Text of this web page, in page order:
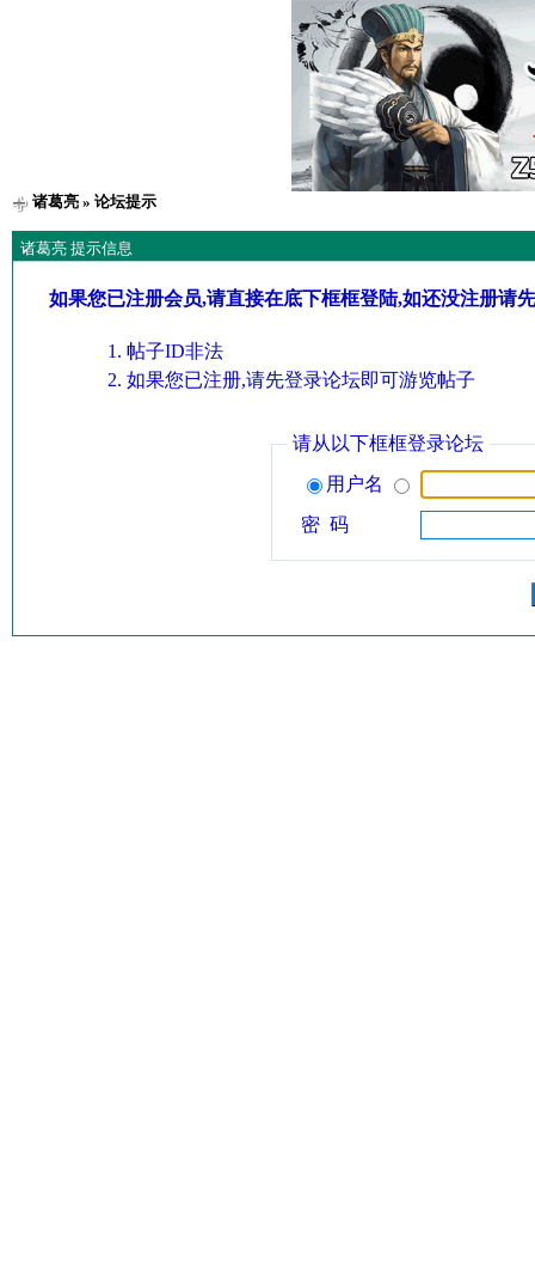
诸葛亮» 论坛提示
诸葛亮 提示信息
如果您已注册会员,请直接在底下框框登陆,如还没注册请
帖子ID非法
如果您已注册,请先登录论坛即可游览帖子
请从以下框框登录论坛
用户名
密 码